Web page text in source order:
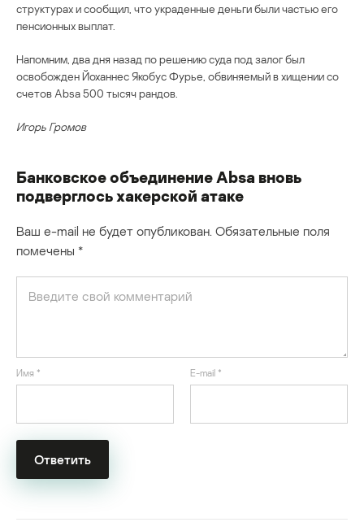
структурах и сообщил, что украденные деньги были частью его
пенсионных выплат.
Напомним, два дня назад по решению суда под залог был
освобожден Йоханнес Якобус Фурье, обвиняемый в хищении со
счетов Absa 500 тысяч рандов.
Игорь Громов
Банковское объединение Absa вновь
подверглось хакерской атаке
Ваш e-mail не будет опубликован. Обязательные поля
помечены *
Имя * E-mail *